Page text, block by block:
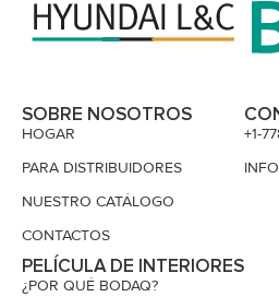
SOBRE NOSOTROS
HOGAR
PARA DISTRIBUIDORES
NUESTRO CATÁLOGO
CONTACTOS
PELÍCULA DE INTERIORES
¿POR QUÉ BODAQ?
+1-